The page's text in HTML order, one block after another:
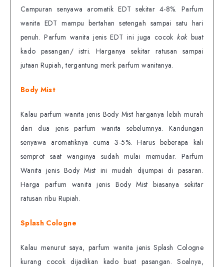
Campuran senyawa aromatik EDT sekitar 4-8%. Parfum
wanita EDT mampu bertahan setengah sampai satu hari
penuh. Parfum wanita jenis EDT ini juga cocokkok buat
kado pasangan/ istri. Harganya sekitar ratusan sampai
jutaan Rupiah, tergantung merk parfum wanitanya.
Body Mist
Kalau parfum wanita jenis Body Mist harganya lebih murah
dari dua jenis parfum wanita sebelumnya. Kandungan
senyawa aromatiknya cuma 3-5%. Harus beberapa kali
semprot saat wanginya sudah mulai memudar. Parfum
Wanita jenis Body Mist ini mudah dijumpai di pasaran.
Harga parfum wanita jenis Body Mist biasanya sekitar
ratusan ribu Rupiah.
Splash Cologne
Kalau menurut saya, parfum wanita jenis Splash Cologne
kurang cocok dijadikan kado buat pasangan. Soalnya,